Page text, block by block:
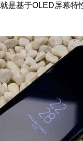
是基于OLED屏幕特